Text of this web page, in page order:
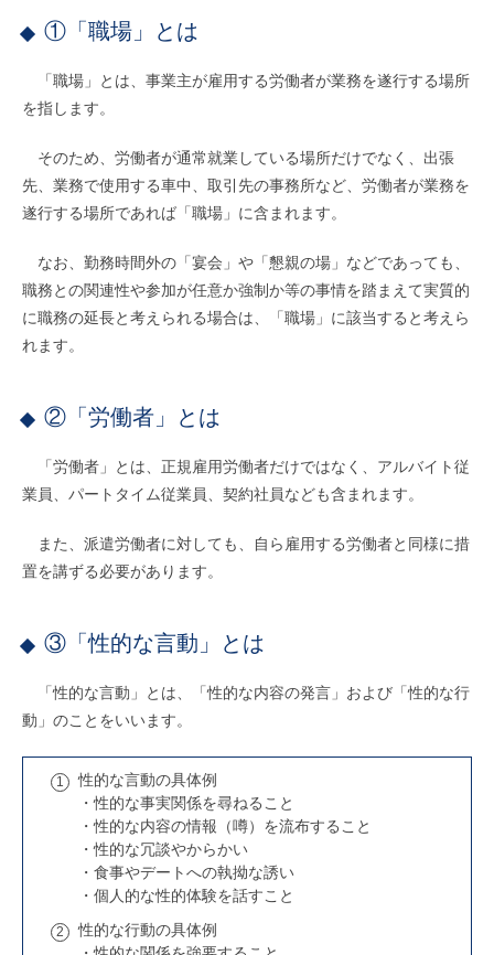
①「職場」とは
「職場」とは、事業主が雇用する労働者が業務を遂行する場所
を指します。
そのため、労働者が通常就業している場所だけでなく、出張
先、業務で使用する車中、取引先の事務所など、労働者が業務を
遂行する場所であれば「職場」に含まれます。
なお、勤務時間外の「宴会」や「懇親の場」などであっても、
職務との関連性や参加が任意か強制か等の事情を踏まえて実質的
に職務の延長と考えられる場合は、「職場」に該当すると考えら
れます。
②「労働者」とは
「労働者」とは、正規雇用労働者だけではなく、アルバイト従
業員、パートタイム従業員、契約社員なども含まれます。
また、派遣労働者に対しても、自ら雇用する労働者と同様に措
置を講ずる必要があります。
③「性的な言動」とは
「性的な言動」とは、「性的な内容の発言」および「性的な行
動」のことをいいます。
性的な言動の具体例
・性的な事実関係を尋ねること
・性的な内容の情報（噂）を流布すること
・性的な冗談やからかい
・食事やデートへの執拗な誘い
・個人的な性的体験を話すこと
性的な行動の具体例